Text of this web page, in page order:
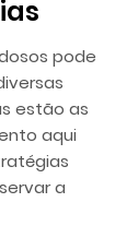
pode
estão as
aqui
a